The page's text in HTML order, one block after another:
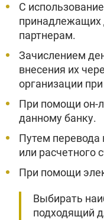
С
принадлежащих
партнерам.
Зачислением
внесения их
организации
При помощи он-
данному банку.
Путем
или расчетного
При помощи
Выбирать
подходящий